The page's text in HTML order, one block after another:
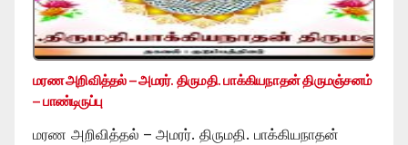
மரண அறிவித்தல் – அமரர். திருமதி. பாக்கியநாதன் திருமஞ்சனம்
– பாண்டிருப்பு
மரண அறிவித்தல் – அமரர். திருமதி. பாக்கியநாதன்